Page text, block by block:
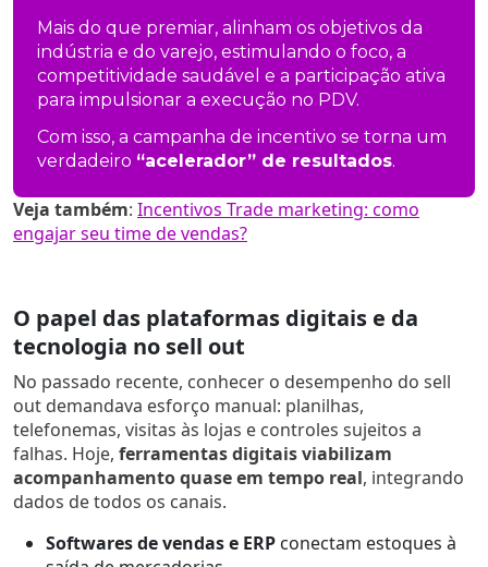
Mais do que premiar, alinham os objetivos da
indústria e do varejo, estimulando o foco, a
competitividade saudável e a participação ativa
para impulsionar a execução no PDV.
Com isso, a campanha de incentivo se torna um
verdadeiro “acelerador” de resultados.
Veja também: Incentivos Trade marketing: como
engajar seu time de vendas?
O papel das plataformas digitais e da
tecnologia no sell out
No passado recente, conhecer o desempenho do sell
out demandava esforço manual: planilhas,
telefonemas, visitas às lojas e controles sujeitos a
falhas. Hoje, ferramentas digitais viabilizam
acompanhamento quase em tempo real, integrando
dados de todos os canais.
Softwares de vendas e ERP conectam estoques à